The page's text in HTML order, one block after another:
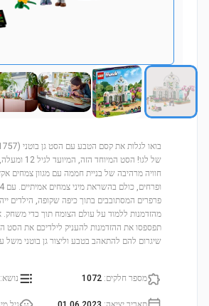
של לגו! הסט המיוחד הזה,
חוויה מרהיבה של בניית חממה עם מגוון צמחים
ופרחים, כולם בהשראת מיני צמחים אמיתיים. עם 4
פרפרים המסתובבים בתוך כיפה שקופה, הילדים
מהזדמנות ללמוד על עולם הצומח תוך כדי משחק.
תפספסו את ההזדמנות להעניק לילדיכם את הסט
שיגרום להם להתאהב בטבע וליצור גן בוטני משל
מספר חלקים:
1072 נושא: